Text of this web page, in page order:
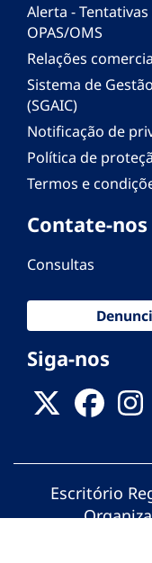
Alerta -
OPAS/OMS
Relações
Sistema de
(SGAIC)
Notificação de
Política de
Termos e
Contate-nos
Consultas
Siga-nos
Escritório